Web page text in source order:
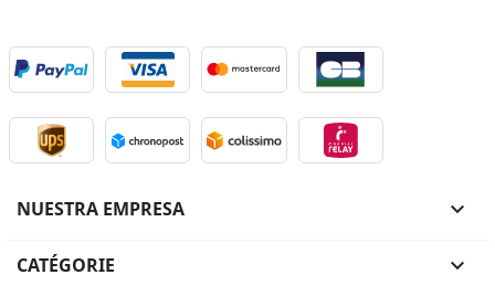
NUESTRA EMPRESA 
CATÉGORIE 